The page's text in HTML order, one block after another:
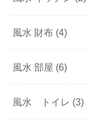
風水 財布 (4)
風水 部屋 (6)
風水 トイレ (3)